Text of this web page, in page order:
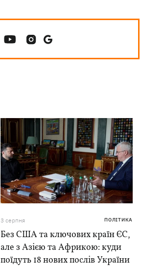
3 серпня ПОЛІТИКА
Без США та ключових країн ЄС,
але з Азією та Африкою: куди
поїдуть 18 нових послів України